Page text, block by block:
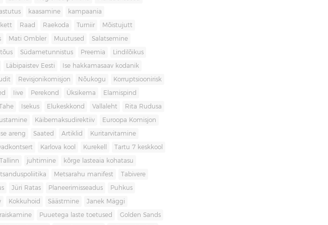
kaasamine kampaania
Raad Raekoda Turniir Mõistujutt
Mati Ombler Muutused Salatsemine
Südametunnistus Preemia Lindilõikus
Läbipaistev Eesti Ise hakkamasaav kodanik
Revisjonikomisjon Nõukogu Korruptsioonirisk
Iive Perekond Üksikema Elamispind
Isekus Elukeskkond Vallaleht Rita Rudusa
Käibemaksudirektiiv Euroopa Komisjon
areng Saated Artiklid Kuritarvitamine
Karlova kool Kurekell Tartu 7 keskkool
Tallinn juhtimine kõrge lasteaia kohatasu
Metsarahu manifest Tabivere
Jüri Ratas Planeerimisseadus Puhkus
Kokkuhoid Säästmine Janek Mäggi
Puuetega laste toetused Golden Sands